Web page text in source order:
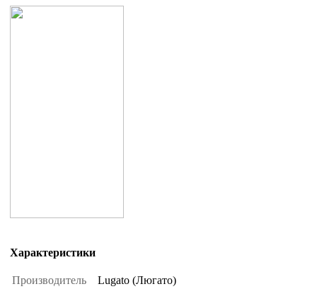
Характеристики
Производитель
Lugato (Люгато)